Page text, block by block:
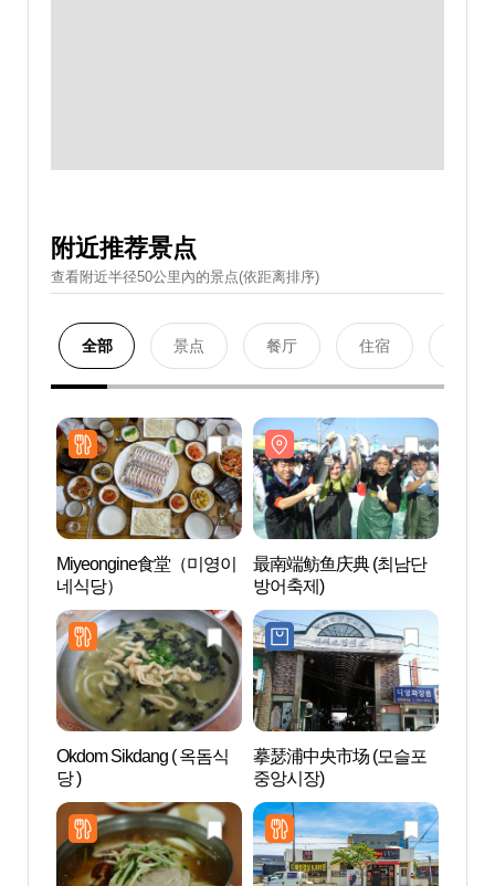
附近推荐景点
查看附近半径50公里內的景点(依距离排序)
全部 景点 餐厅 住宿
Miyeongine食堂（미영이
네식당）
最南端鲂鱼庆典 (최남단
방어축제)
Okdom Sikdang ( 옥돔식
당 )
摹瑟浦中央市场 (모슬포
중앙시장)